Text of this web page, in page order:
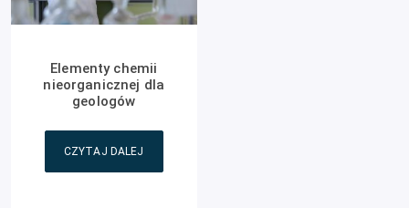
Elementy chemii
nieorganicznej dla
geologów
CZYTAJ DALEJ